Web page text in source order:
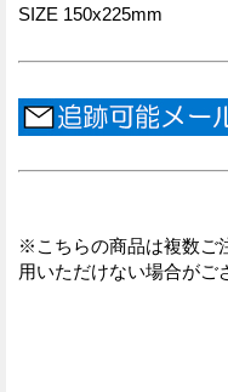
SIZE 150x225mm
※こちらの商品は複数ご
用いただけない場合がご